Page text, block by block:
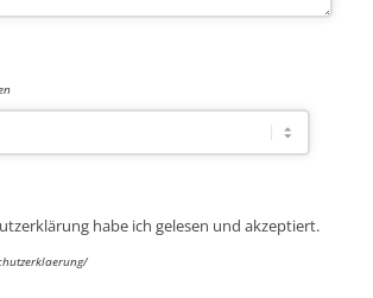
habe ich gelesen und akzeptiert.